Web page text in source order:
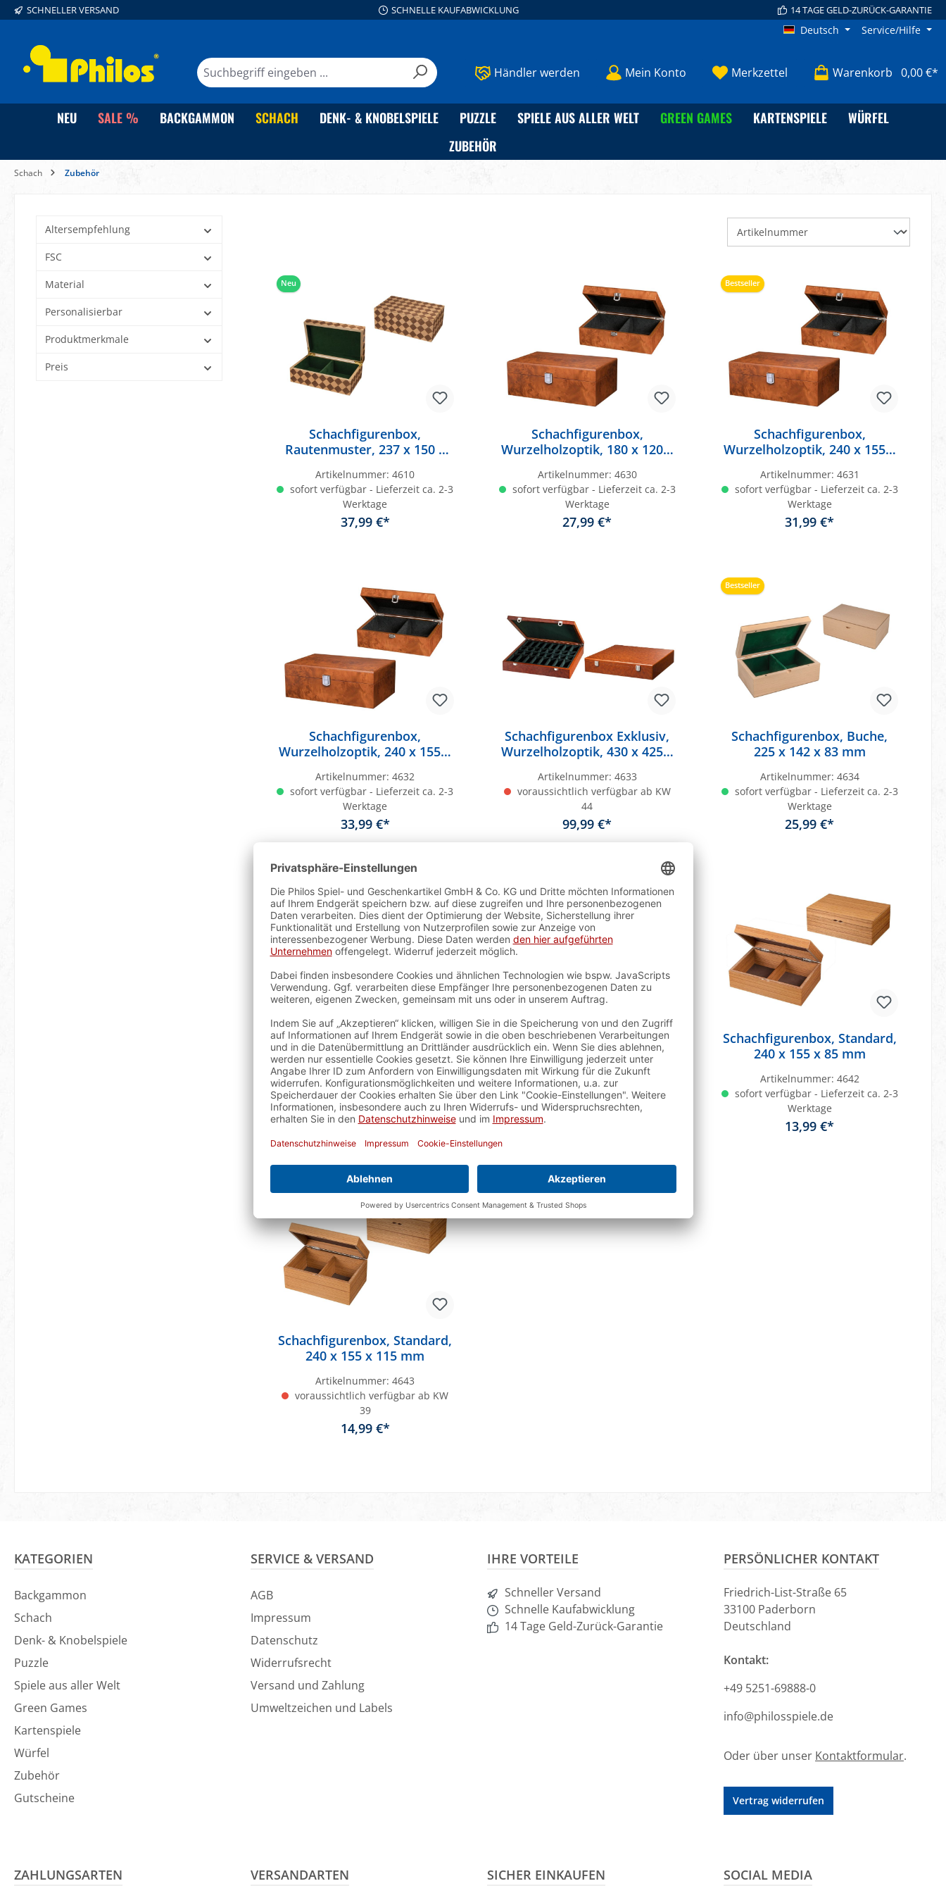
Zur Hauptnavigation springen
SCHNELLER VERSAND SCHNELLE KAUFABWICKLUNG 14 TAGE GELD-ZURÜCK-GARANTIE
Deutsch Service/Hilfe
Händler werden Mein Konto Merkzettel Warenkorb 0,00 €*
NEU SALE % BACKGAMMON SCHACH DENK- & KNOBELSPIELE PUZZLE SPIELE AUS ALLER WELT GREEN GAMES KARTENSPIELE
WÜRFEL
ZUBEHÖR
Schach Zubehör
Altersempfehlung
FSC
Material
Personalisierbar
Produktmerkmale
Preis
Neu
Schachfigurenbox,
Rautenmuster, 237 x 150 x
Artikelnummer:4610
sofort verfügbar - Lieferzeit ca. 2-3
Werktage
37,99 €*
Schachfigurenbox,
Wurzelholzoptik, 180 x 120 x
Artikelnummer: 4630
sofort verfügbar - Lieferzeit ca. 2-3
Werktage
27,99 €*
Bestseller
Schachfigurenbox,
Wurzelholzoptik, 240 x 155 x
Artikelnummer: 4631
sofort verfügbar - Lieferzeit ca. 2-3
Werktage
31,99 €*
Schachfigurenbox,
Wurzelholzoptik, 240 x 155 x
Artikelnummer:4632
sofort verfügbar - Lieferzeit ca. 2-3
Werktage
33,99 €*
Schachfigurenbox Exklusiv,
Wurzelholzoptik, 430 x 425 x
Artikelnummer: 4633
voraussichtlich verfügbar ab KW
44
99,99 €*
Bestseller
Schachfigurenbox, Buche,
225 x 142 x 83 mm
Artikelnummer: 4634
sofort verfügbar - Lieferzeit ca. 2-3
Werktage
25,99 €*
Bestseller
Stoffbeutel aus Samt, rot
Artikelnummer:4636
sofort verfügbar - Lieferzeit ca. 2-3
Werktage
4,99 €*
Bestseller
Stoffbeutel aus Samt, grün
Artikelnummer:4637
voraussichtlich verfügbar ab KW
40
Schachfigurenbox, Standard,
240 x 155 x 85 mm
Artikelnummer: 4642
sofort verfügbar - Lieferzeit ca. 2-3
Werktage
13,99 €*
Schachfigurenbox, Standard,
240 x 155 x 115 mm
Artikelnummer:4643
voraussichtlich verfügbar ab KW
39
14,99 €*
KATEGORIEN
Backgammon
Schach
Denk- & Knobelspiele
Puzzle
Spiele aus aller Welt
Green Games
Kartenspiele
Würfel
Zubehör
Gutscheine
SERVICE & VERSAND
AGB
Impressum
Datenschutz
Widerrufsrecht
Versand und Zahlung
Umweltzeichen und Labels
IHRE VORTEILE
Schneller Versand
Schnelle Kaufabwicklung
14 Tage Geld-Zurück-Garantie
PERSÖNLICHER KONTAKT
Friedrich-List-Straße 65
33100 Paderborn
Deutschland
Kontakt:
+49 5251-69888-0
info@philosspiele.de
Oder über unser Kontaktformular.
Vertrag widerrufen
ZAHLUNGSARTEN VERSANDARTEN SICHER EINKAUFEN SOCIAL MEDIA